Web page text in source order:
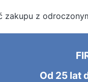
z
Od 25 lat